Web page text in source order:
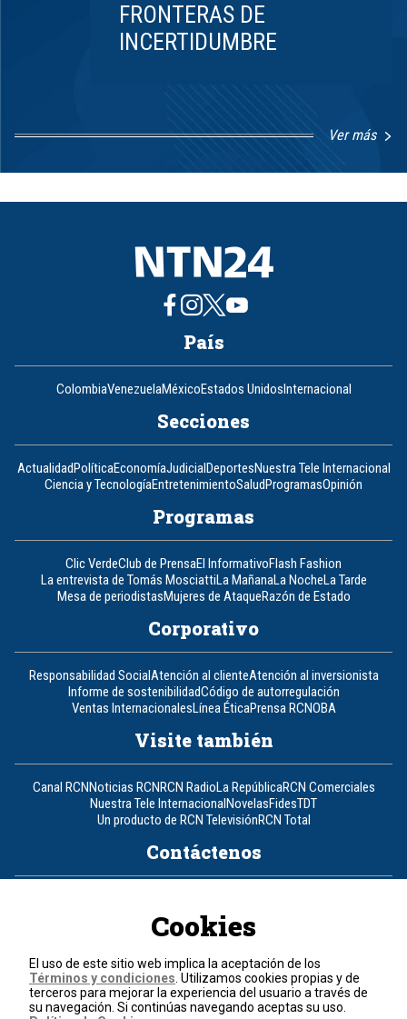
FRONTERAS DE
INCERTIDUMBRE
Ver más
1
8
País
ColombiaVenezuelaMéxicoEstados Unidos Internacional
Secciones
Actualidad PolíticaEconomíaJudicial DeportesNuestra Tele Internacional
Ciencia y TecnologíaEntretenimientoSalud ProgramasOpinión
Programas
Clic VerdeClub de PrensaEl InformativoFlash Fashion
La entrevista de Tomás MosciattiLa MañanaLa NocheLa Tarde
Mesa de periodistasMujeres de AtaqueRazón de Estado
Corporativo
Responsabilidad SocialAtención al clienteAtención al inversionista
Informe de sostenibilidadCódigo de autorregulación
Ventas InternacionalesLínea ÉticaPrensa RCNOBA
Visite también
Canal RCN Noticias RCN RCN RadioLa RepúblicaRCN Comerciales
Nuestra Tele Internacional NovelasFidesTDT
Un producto de RCN TelevisiónRCN Total
Contáctenos
Política de cookies
Términos y condiciones
© 2026, RCN Medios.
Cookies
El uso de este sitio web implica la aceptación de los
Términos y condiciones . Utilizamos cookies propias y de
terceros para mejorar la experiencia del usuario a través de
su navegación. Si continúas navegando aceptas su uso.